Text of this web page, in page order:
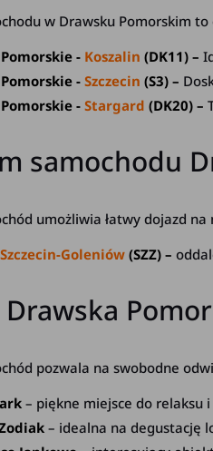
w Drawsku Pomorskim
- Koszalin (DK11) –
-Szczecin (S3) –
-Stargard (DK20) –
samochodu
umożliwia łatwy dojazd na
Goleniów (SZZ) –
pozwala na swobodne
– piękne miejsce do relaksu i
– idealna na degustację